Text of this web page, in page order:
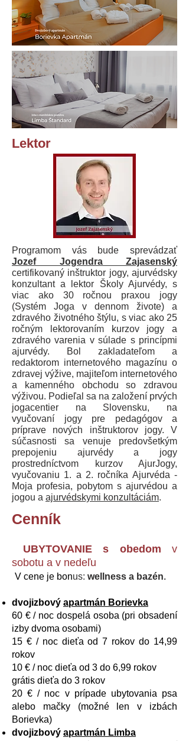
Lektor
Programom vás bude sprevádzať
Jozef Jogendra Zajasenský
certifikovaný inštruktor jogy, ajurvédsky
konzultant a lektor Školy Ajurvédy, s
viac ako 30 ročnou praxou jogy
(Systém Joga v dennom živote) a
zdravého životného štýlu, s viac ako 25
ročným lektorovaním kurzov jogy a
zdravého varenia v súlade s princípmi
ajurvédy. Bol zakladateľom a
redaktorom internetového magazínu o
zdravej výžive, majiteľom internetového
a kamenného obchodu so zdravou
výživou. Podieľal sa na založení prvých
jogacentier na Slovensku, na
vyučovaní jogy pre pedagógov a
príprave nových inštruktorov jogy. V
súčasnosti sa venuje predovšetkým
prepojeniu ajurvédy a jogy
prostredníctvom kurzov AjurJogy,
vyučovaniu 1. a 2. ročníka Ajurvéda -
Moja profesia, pobytom s ajurvédou a
jogou a ajurvédskymi konzultáciám.
Cenník
UBYTOVANIE s obedom v
sobotu a v nedeľu
V cene je bonus: wellness a bazén.
dvojizbový apartmán Borievka
60 € / noc dospelá osoba (pri obsadení
izby dvoma osobami)
15 € / noc dieťa od 7 rokov do 14,99
rokov
10 € / noc dieťa od 3 do 6,99 rokov
grátis dieťa do 3 rokov
20 € / noc v prípade ubytovania psa
alebo mačky (možné len v izbách
Borievka)
dvojizbový apartmán Limba